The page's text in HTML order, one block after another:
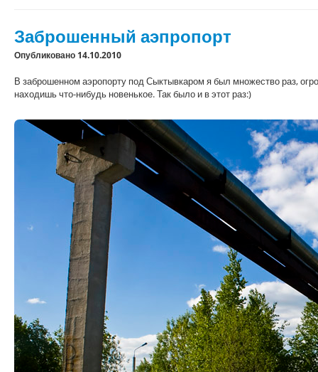
Заброшенный аэпропорт
Опубликовано 14.10.2010
В заброшенном аэропорту под Сыктывкаром я был множество раз,
находишь что-нибудь новенькое. Так было и в этот раз:)